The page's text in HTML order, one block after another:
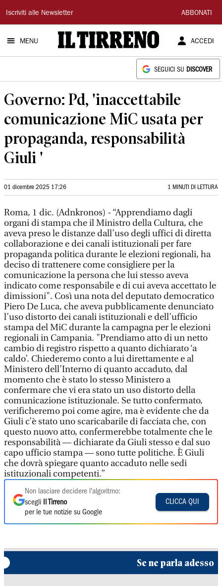
Il
Tirreno
Iscriviti alle Newsletter ABBONATI
MENU ACCEDI
SEGUICI SU DISCOVER
Governo: Pd, 'inaccettabile
comunicazione MiC usata per
propaganda, responsabilità
Giuli '
01 dicembre 2025 17:26 1 MINUTI DI LETTURA
Roma, 1 dic. (Adnkronos) - “Apprendiamo dagli
organi di stampa che il Ministro della Cultura, che
aveva preso le distanze dall’uso degli uffici di diretta
collaborazione e dei canali istituzionali per fare
propaganda politica durante le elezioni regionali, ha
deciso di trattenere come consigliere per la
comunicazione la persona che lui stesso aveva
indicato come responsabile e di cui aveva accettato le
dimissioni". Così una nota del deputato democratico
Piero De Luca, che aveva pubblicamente denunciato
l’uso distorto dei canali istituzionali e dell’ufficio
stampa del MiC durante la campagna per le elezioni
regionali in Campania. "Prendiamo atto di un netto
cambio di registro rispetto a quanto dichiarato ‘a
caldo’. Chiederemo conto a lui direttamente e al
Ministero dell’Interno di quanto accaduto, dal
momento che è stato lo stesso Ministero a
confermare che vi era stato un uso distorto della
comunicazione istituzionale. Se tutto confermato,
verificheremo poi come agire, ma è evidente che da
Giuli c’è stato uno scaricabarile di facciata che, con
questo nuovo atto, confermerebbe totalmente che le
responsabilità — dichiarate da Giuli stesso e dal suo
capo ufficio stampa — sono tutte politiche. È Giuli
che dovrà spiegare quanto accaduto nelle sedi
istituzionali competenti.”
Non lasciare decidere l'algoritmo:
scegli
Il Tirreno
per le tue notizie su Google
CLICCA QUI
Se ne parla adesso